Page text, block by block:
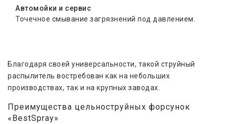
Автомойки и сервис
Точечное смывание загрязнений под давлением.
Благодаря своей универсальности, такой струйный
распылитель востребован как на небольших
производствах, так и на крупных заводах.
Преимущества цельноструйных форсунок
«BestSpray»